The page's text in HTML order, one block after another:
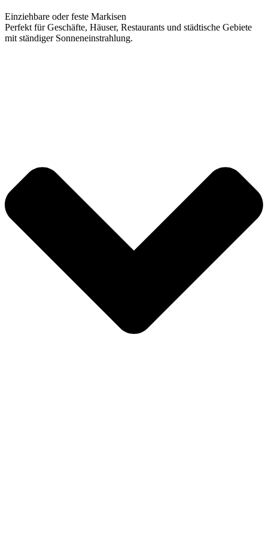
Einziehbare oder feste Markisen
Perfekt für Geschäfte, Häuser, Restaurants und städtische Gebiete
mit ständiger Sonneneinstrahlung.